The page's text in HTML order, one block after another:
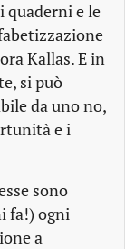
quaderni e le
Kallas. E in
si può
da uno no,
e i
sono
fa!) ogni
a